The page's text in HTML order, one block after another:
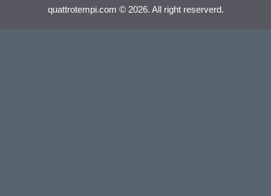
quattrotempi.com © 2026. All right reserverd.